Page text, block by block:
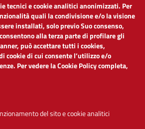
tecnici e cookie analitici anonimizzati. Per
quali la condivisione e/o la visione
installati, solo previo Suo consenso,
alla terza parte di profilare gli
può accettare tutti i cookies,
cookie di cui consente l’utilizzo e/o
Per vedere la Cookie Policy completa,
del sito e cookie analitici